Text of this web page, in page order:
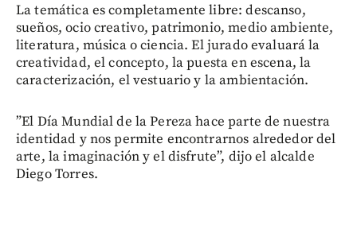
La temática es completamente libre: descanso,
sueños, ocio creativo, patrimonio, medio ambiente,
literatura, música o ciencia. El jurado evaluará la
creatividad, el concepto, la puesta en escena, la
caracterización, el vestuario y la ambientación.
”El Día Mundial de la Pereza hace parte de nuestra
identidad y nos permite encontrarnos alrededor del
arte, la imaginación y el disfrute”, dijo el alcalde
Diego Torres.